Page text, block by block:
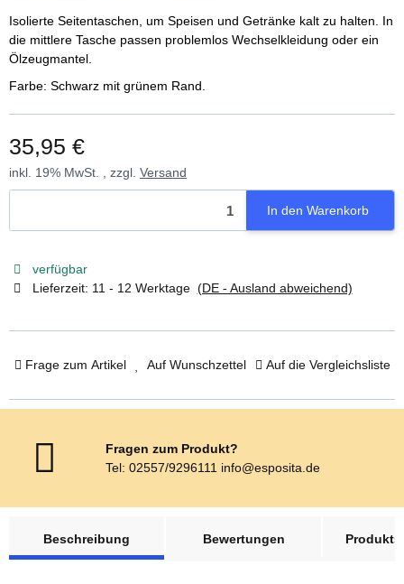
Isolierte Seitentaschen, um Speisen und Getränke kalt zu halten. In
die mittlere Tasche passen problemlos Wechselkleidung oder ein
Ölzeugmantel.
Farbe: Schwarz mit grünem Rand.
35,95 €
inkl. 19% MwSt. , zzgl. Versand
In den Warenkorb
verfügbar
Lieferzeit: 11 - 12 Werktage (DE - Ausland abweichend)
Frage zum Artikel Auf Wunschzettel Auf die Vergleichsliste
Fragen zum Produkt?
Tel: 02557/9296111 info@esposita.de
Beschreibung
Bewertungen